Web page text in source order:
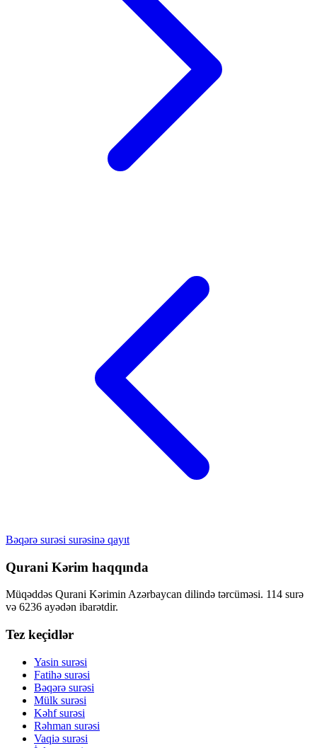
Bəqərə surəsi surəsinə qayıt
Qurani Kərim haqqında
Müqəddəs Qurani Kərimin Azərbaycan dilində tərcüməsi. 114 surə
və 6236 ayədən ibarətdir.
Tez keçidlər
Yasin surəsi
Fatihə surəsi
Bəqərə surəsi
Mülk surəsi
Kəhf surəsi
Rəhman surəsi
Vaqiə surəsi